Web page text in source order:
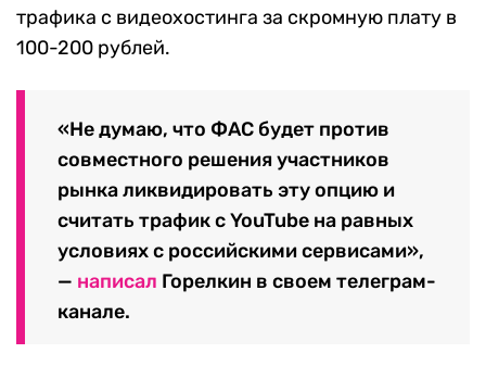
трафика с видеохостинга за скромную плату в
100-200 рублей.
«Не думаю, что ФАС будет против
совместного решения участников
рынка ликвидировать эту опцию и
считать трафик с YouTube на равных
условиях с российскими сервисами»,
— написал Горелкин в своем телеграм-
канале.